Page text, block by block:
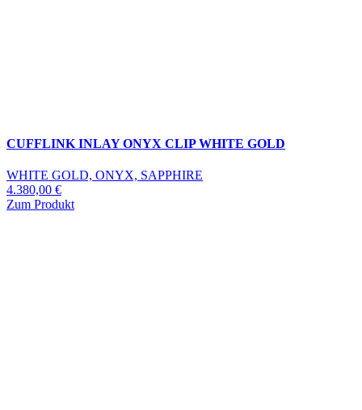
CUFFLINK INLAY ONYX CLIP WHITE GOLD
WHITE GOLD, ONYX, SAPPHIRE
4.380,00 €
Zum Produkt